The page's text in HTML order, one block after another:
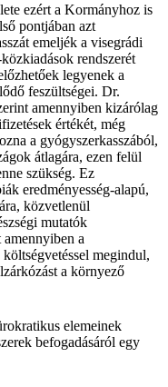
ezért a Kormányhoz is
pontjában azt
emeljék a visegrádi
rendszerét
legyenek a
feszültségei. Dr.
amennyiben kizárólag
értékét, még
a gyógyszerkasszából,
átlagára, ezen felül
szükség. Ez
eredményesség-alapú,
közvetlenül
mutatók
a
megindul,
a környező
elemeinek
befogadásáról egy